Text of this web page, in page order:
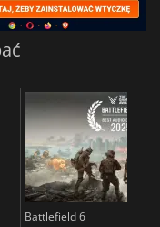
Battlefield 6